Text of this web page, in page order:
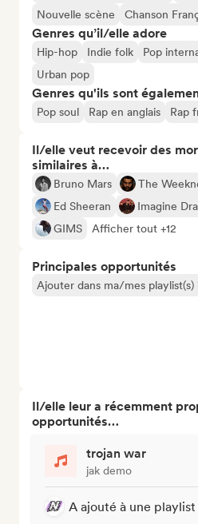
Nouvelle scène
Chanson
Genres qu’il/elle adore
Hip-hop Indie folk Pop
Urban pop
Genres qu'ils sont
Pop soul Rap en anglais Rap
Il/elle veut recevoir des
similaires à…
Bruno Mars The
Ed Sheeran
Imagine
GIMS
Afficher tout +12
Principales opportunités
Ajouter dans ma/mes playlist(s)
Il/elle leur a récemment
opportunités…
trojan war
jak demo
A ajouté à une playlist